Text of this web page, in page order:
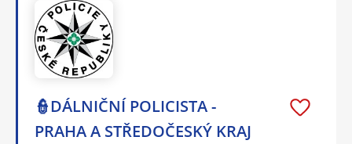
👮DÁLNIČNÍ POLICISTA -
PRAHA A STŘEDOČESKÝ KRAJ